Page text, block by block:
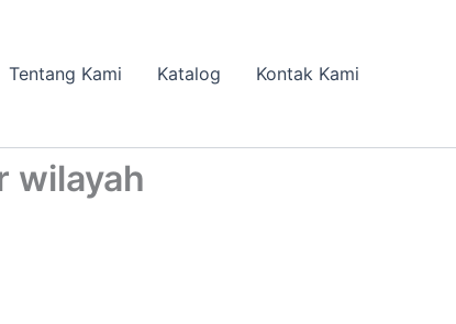
Tentang Kami Katalog Kontak Kami
wilayah